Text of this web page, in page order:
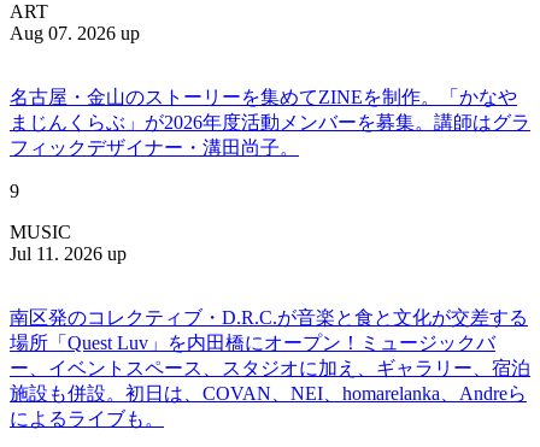
ART
Aug 07. 2026 up
名古屋・金山のストーリーを集めてZINEを制作。「かなや
まじんくらぶ」が2026年度活動メンバーを募集。講師はグラ
フィックデザイナー・溝田尚子。
9
MUSIC
Jul 11. 2026 up
南区発のコレクティブ・D.R.C.が⾳楽と⾷と⽂化が交差する
場所「Quest Luv」を内田橋にオープン！ミュージックバ
ー、イベントスペース、スタジオに加え、ギャラリー、宿泊
施設も併設。初日は、COVAN、NEI、homarelanka、Andreら
によるライブも。